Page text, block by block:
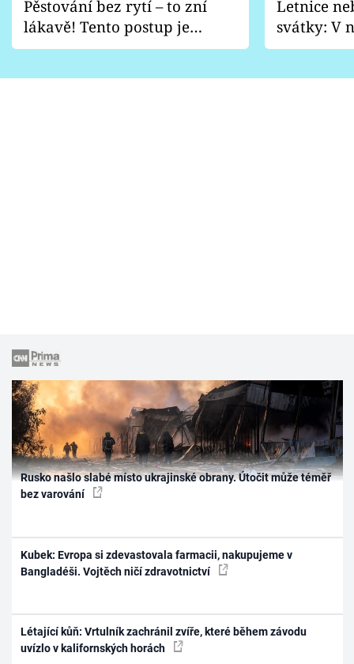
Pěstování bez rytí – to zní
lákavě! Tento postup je
vhodný jen pro některé
Letnice
svátky: V
pondělí
Rusko našlo slabé místo ukrajinské obrany. Útočit může téměř
bez varování
Kubek: Evropa si zdevastovala farmacii, nakupujeme v
Bangladéši. Vojtěch ničí zdravotnictví
Létající kůň: Vrtulník zachránil zvíře, které během závodu
uvízlo v kalifornských horách